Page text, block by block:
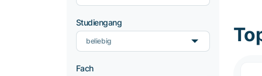
Studiengang
beliebig
Fach